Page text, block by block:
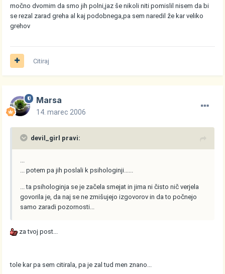
močno dvomim da smo jih polni,jaz še nikoli niti pomislil nisem da bi
se rezal zarad greha al kaj podobnega,pa sem naredil že kar veliko
grehov
Citiraj
Marsa
14. marec 2006
devil_girl pravi:
... potem pa jih poslali k psihologinji......
... ta psihologinja se je začela smejat in jima ni čisto nič verjela
govorila je, da naj se ne zmišujejo izgovorov in da to počnejo
samo zaradi pozornosti...
za tvoj post...
tole kar pa sem citirala, pa je zal tud men znano...